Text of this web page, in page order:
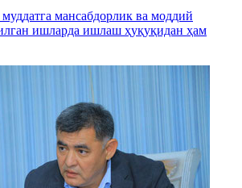
мансабдорлик ва моддий
ишларда ишлаш ҳуқуқидан ҳам